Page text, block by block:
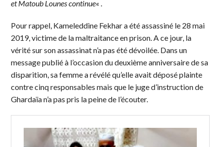
et Matoub Lounes continue« .
Pour rappel, Kameleddine Fekhar a été assassiné le 28 mai
2019, victime de la maltraitance en prison. A ce jour, la
vérité sur son assassinat n’a pas été dévoilée. Dans un
message publié à l’occasion du deuxième anniversaire de sa
disparition, sa femme a révélé qu’elle avait déposé plainte
contre cinq responsables mais que le juge d’instruction de
Ghardaïa n’a pas pris la peine de l’écouter.